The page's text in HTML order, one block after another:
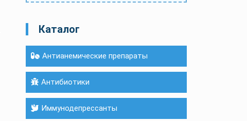
Каталог
Антианемические препараты
Антибиотики
Иммунодепрессанты